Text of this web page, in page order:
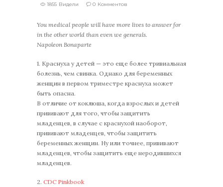
1855 Видели
0 Комментов
You medical people will have more lives to answer for
in the other world than even we generals.
Napoleon Bonaparte
1. Краснуха у детей — это еще более тривиальная
болезнь, чем свинка. Однако для беременных
женщин в первом триместре краснуха может
быть опасна.
В отличие от коклюша, когда взрослых и детей
прививают для того, чтобы защитить
младенцев, в случае с краснухой наоборот,
прививают младенцев, чтобы защитить
беременных женщин. Ну или точнее, прививают
младенцев, чтобы защитить еще неродившихся
младенцев.
2. CDC Pinkbook